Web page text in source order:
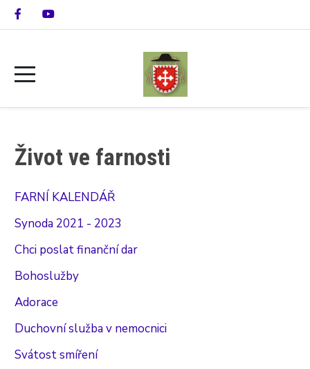
Život ve farnosti
FARNÍ KALENDÁŘ
Synoda 2021 - 2023
Chci poslat finanční dar
Bohoslužby
Adorace
Duchovní služba v nemocnici
Svátost smíření